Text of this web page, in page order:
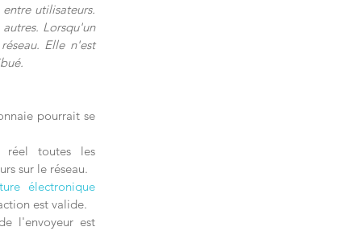
utilisateurs.
Lorsqu'un
Elle n'est
pourrait se
toutes les
sur le réseau.
électronique
est valide.
de l'envoyeur est